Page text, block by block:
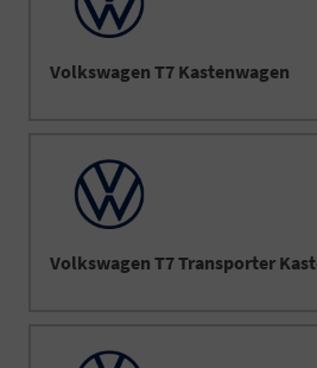
Volkswagen T7 Kastenwagen
Volkswagen T7 Transporter